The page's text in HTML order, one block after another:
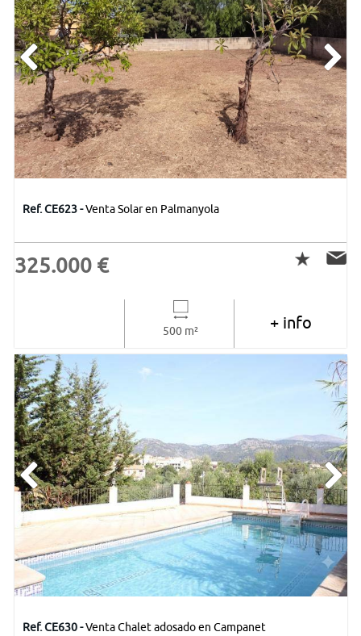
Ref. CE623 -Venta Solar en Palmanyola
+ info
500 m²
325.000 €
Ref. CE630 -Venta Chalet adosado en Campanet